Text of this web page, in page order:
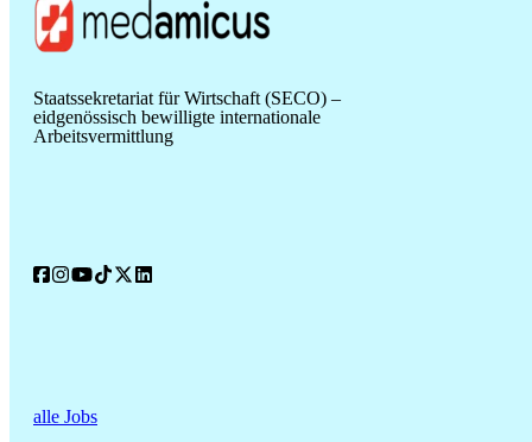
Staatssekretariat für Wirtschaft (SECO) –
eidgenössisch bewilligte internationale
Arbeitsvermittlung
alle Jobs